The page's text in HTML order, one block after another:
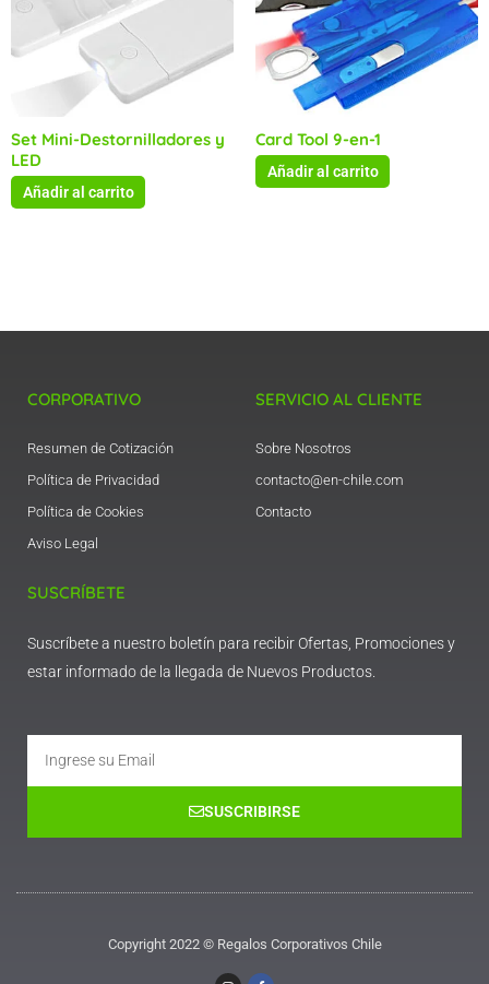
Set Mini-Destornilladores y
LED
Añadir al carrito
Card Tool 9-en-1
Añadir al carrito
CORPORATIVO
Resumen de Cotización
Política de Privacidad
Política de Cookies
Aviso Legal
SERVICIO AL CLIENTE
Sobre Nosotros
contacto@en-chile.com
Contacto
SUSCRÍBETE
Suscríbete a nuestro boletín para recibir Ofertas, Promociones y
estar informado de la llegada de Nuevos Productos.
SUSCRIBIRSE
Copyright 2022 © Regalos Corporativos Chile
I
F